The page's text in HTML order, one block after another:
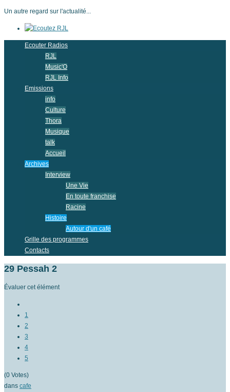
Un autre regard sur l'actualité...
Ecouter Radios
RJL
Music'O
RJL Info
Emissions
info
Culture
Thora
Musique
talk
Accueil
Archives
Interview
Une Vie
En toute franchise
Racine
Histoire
Autour d'un café
Grille des programmes
Contacts
29 Pessah 2
Évaluer cet élément
1
2
3
4
5
(0 Votes)
dans cafe